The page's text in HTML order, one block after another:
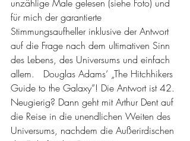
unzählige Male gelesen (siehe Foto) und
für mich der garantierte
Stimmungsaufheller inklusive der Antwort
auf die Frage nach dem ultimativen Sinn
des Lebens, des Universums und einfach
allem.   Douglas Adams‘ „The Hitchhikers
Guide to the Galaxy”! Die Antwort ist 42.
Neugierig? Dann geht mit Arthur Dent auf
die Reise in die unendlichen Weiten des
Universums, nachdem die Außerirdischen